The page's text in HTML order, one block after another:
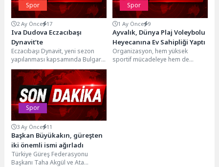
Spor
2 Ay Önce 17
Iva Dudova Eczacıbaşı
Dynavit’te
Eczacıbaşı Dynavit, yeni sezon
yapılanması kapsamında Bulgar
pasör çaprazı Iva Dudova’yı
kadrosuna kattı.Transferle ilgili
açıklamada...
Spor
1 Ay Önce 9
Ayvalık, Dünya Plaj Voleybolu
Heyecanına Ev Sahipliği Yaptı
Organizasyon, hem yüksek
sportif mücadeleye hem de
Spor
3 Ay Önce 11
Başkan Büyükakın, güreşten
iki önemli ismi ağırladı
Türkiye Güreş Federasyonu
Başkanı Taha Akgül ve Ata